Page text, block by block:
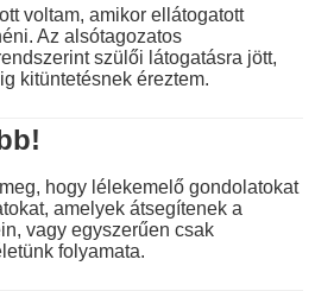
voltam, amikor ellátogatott
Az alsótagozatos
szülői látogatásra jött,
kitüntetésnek éreztem.
hogy lélekemelő gondolatokat
amelyek átsegítenek a
vagy egyszerűen csak
folyamata.